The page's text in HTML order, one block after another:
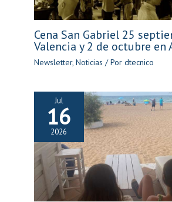
Cena San Gabriel 25
Valencia y 2 de octubre en
Newsletter, Noticias / Por dtecnico
Jul
16
2026